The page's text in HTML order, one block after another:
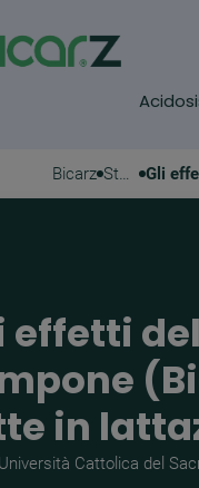
Bicarz Studi & Testimonianze
effetti
in
Cattolica del